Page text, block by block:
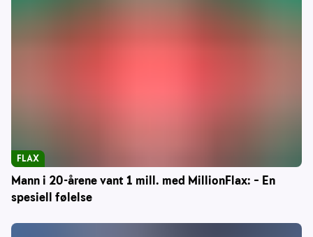
Mann i 20-årene vant 1 mill. med MillionFlax: – En
spesiell følelse
FLAX